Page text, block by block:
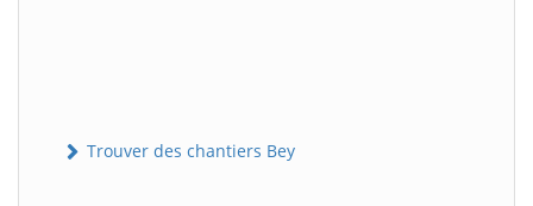
Trouver des chantiers Bey